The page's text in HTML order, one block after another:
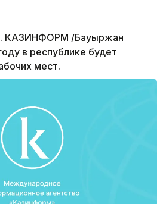
КАЗИНФОРМ /Бауыржан
в республике будет
мест.